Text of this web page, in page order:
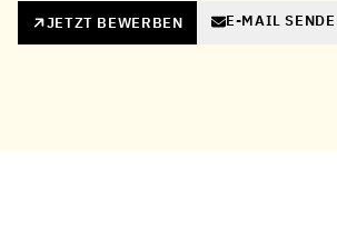
JETZT BEWERBEN E-MAIL